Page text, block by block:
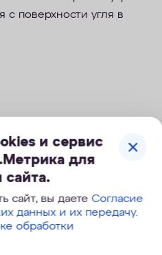
с поверхности угля в
и сервис
для
сайта.
сайт, вы даетеСогласие
данных и их передачу.
обработки